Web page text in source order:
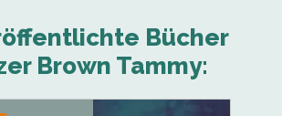
Bücher
Brown Tammy: